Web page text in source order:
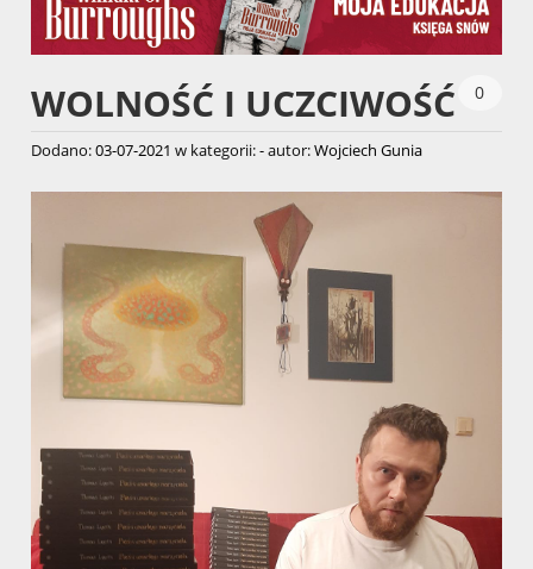
WOLNOŚĆ I UCZCIWOŚĆ 0
Dodano:03-07-2021 w kategorii:-autor:Wojciech Gunia